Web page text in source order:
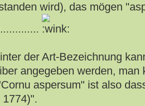
wird), das mögen
der Art-Bezeichnung
angegeben werden, man
aspersum" ist also
1774)".